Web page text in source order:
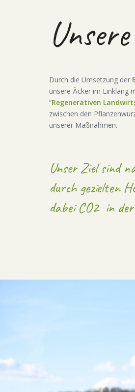
Durch die Umsetzung der
unsere Äcker im Einklang
“Regenerativen
zwischen den
unserer Maßnahmen.
Unser Ziel sind
durch gezielten
dabei CO2 in